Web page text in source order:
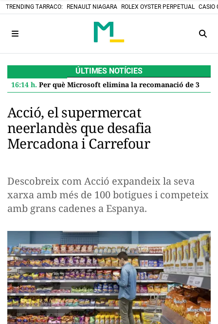
TRENDING TARRACO: RENAULT NIAGARA ROLEX OYSTER PERPETUAL CASIO
ÚLTIMES NOTÍCIES
16:14 h. Per què Microsoft elimina la recomanació de 32 GB de RAM per a Windows 11 i què significa per a tu
Acció, el supermercat
neerlandès que desafia
Mercadona i Carrefour
Descobreix com Acció expandeix la seva
xarxa amb més de 100 botigues i competeix
amb grans cadenes a Espanya.